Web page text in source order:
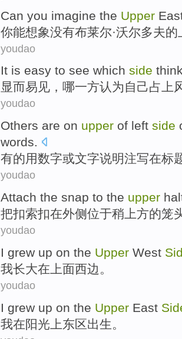
Can you imagine the Upper
你能想象没有布莱尔·沃尔多夫的
youdao
It is easy to see which side
显而易见 ， 哪一方认为自己占上
youdao
Others are on upper of left side
words.
有的用数字或文字说明注写在标
youdao
Attach the snap to the upper
把扣索扣在外侧位于稍 上方的笼
youdao
I grew up on the Upper West
我长大在 上面西边 。
youdao
I grew up on the Upper East
我在阳光 上东区出生 。